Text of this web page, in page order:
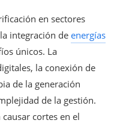
en sectores
integración de energías
únicos. La
la conexión de
de la generación
de la gestión.
cortes en el